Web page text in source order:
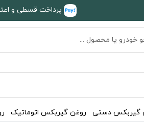
پرداخت قسطی و
گیربکس دستی روغن گیربکس اتوماتیک